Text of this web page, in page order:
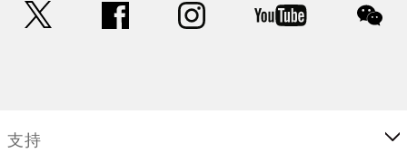
facebook instagram youtube
支持